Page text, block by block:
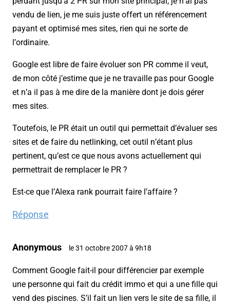
vendu de lien, je me suis juste offert un référencement
payant et optimisé mes sites, rien qui ne sorte de
l’ordinaire.
Google est libre de faire évoluer son PR comme il veut,
de mon côté j’estime que je ne travaille pas pour Google
et n’a il pas à me dire de la manière dont je dois gérer
mes sites.
Toutefois, le PR était un outil qui permettait d’évaluer ses
sites et de faire du netlinking, cet outil n’étant plus
pertinent, qu’est ce que nous avons actuellement qui
permettrait de remplacer le PR ?
Est-ce que l’Alexa rank pourrait faire l’affaire ?
Réponse
Anonymous le 31 octobre 2007 à 9h18
Comment Google fait-il pour différencier par exemple
une personne qui fait du crédit immo et qui a une fille qui
vend des piscines. S’il fait un lien vers le site de sa fille, il